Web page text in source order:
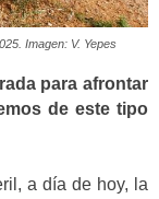
Imagen: V. Yepes
para afrontar
de este tipo
a día de hoy, la